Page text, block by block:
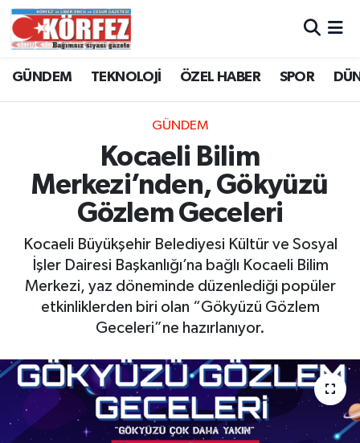
GÜNDEM TEKNOLOJİ ÖZEL HABER SPOR
GÜNDEM
Kocaeli Bilim
Merkezi’nden, Gökyüzü
Gözlem Geceleri
Kocaeli Büyükşehir Belediyesi Kültür ve Sosyal
İşler Dairesi Başkanlığı’na bağlı Kocaeli Bilim
Merkezi, yaz döneminde düzenlediği popüler
etkinliklerden biri olan “Gökyüzü Gözlem
Geceleri”ne hazırlanıyor.
Trafik Durumu
Süper Lig Puan Durumu ve Fikstür
Tüm Manşetler
Son Dakika Haberleri
Haber Arşivi